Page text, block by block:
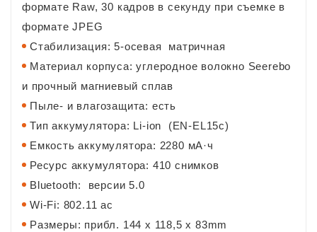
формате Raw, 30 кадров в секунду при съемке в
формате JPEG
Стабилизация: 5-осевая матричная
Материал корпуса: углеродное волокно Seerebo
и прочный магниевый сплав
Пыле- и влагозащита: есть
Тип аккумулятора: Li-ion (EN-EL15с)
Емкость аккумулятора: 2280 мА·ч
Ресурс аккумулятора: 410 снимков
Bluetooth: версии 5.0
Wi-Fi: 802.11 ac
Размеры: прибл. 144 x 118,5 x 83mm